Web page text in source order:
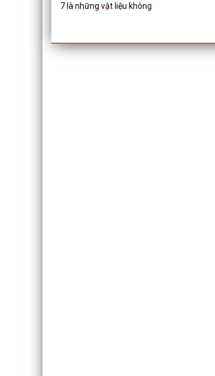
7 là những vật liệu không